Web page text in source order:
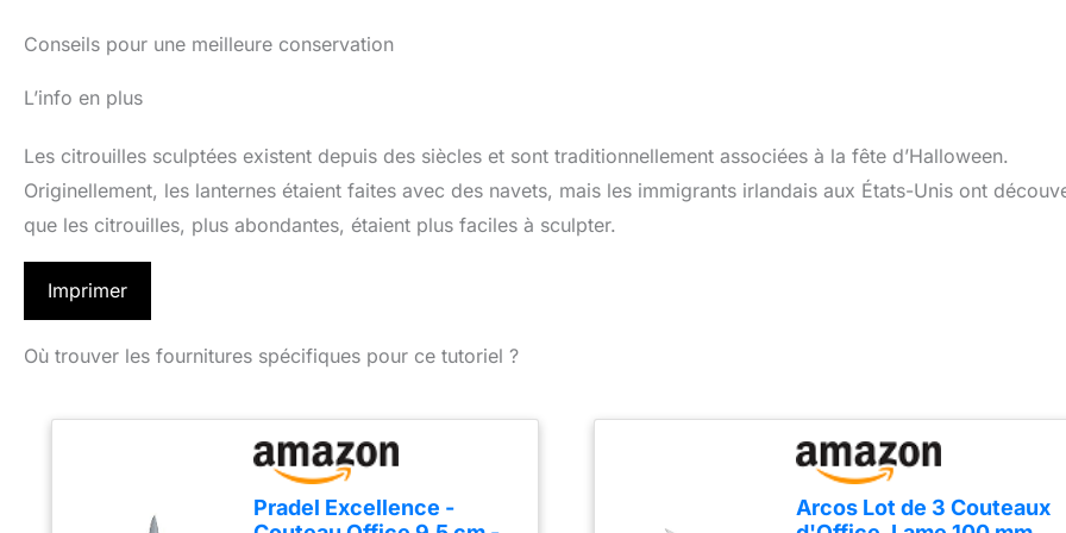
Conseils pour une meilleure conservation
L’info en plus
Les citrouilles sculptées existent depuis des siècles et sont traditionnellement associées à la fête d’Halloween.
Originellement, les lanternes étaient faites avec des navets, mais les immigrants irlandais aux États-Unis ont
que les citrouilles, plus abondantes, étaient plus faciles à sculpter.
Imprimer
Où trouver les fournitures spécifiques pour ce tutoriel ?
Pradel Excellence -
Arcos Lot de 3 Couteaux